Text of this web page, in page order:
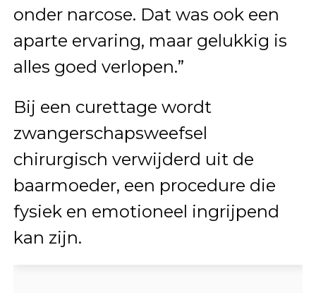
onder narcose. Dat was ook een
aparte ervaring, maar gelukkig is
alles goed verlopen.”
Bij een curettage wordt
zwangerschapsweefsel
chirurgisch verwijderd uit de
baarmoeder, een procedure die
fysiek en emotioneel ingrijpend
kan zijn.